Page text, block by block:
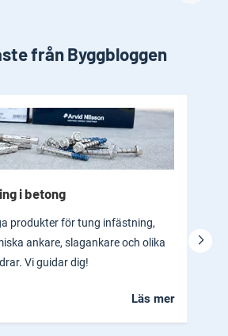
från Byggbloggen
i betong
produkter för tung infästning,
ankare, slagankare och olika
Vi guidar dig!
Läs mer